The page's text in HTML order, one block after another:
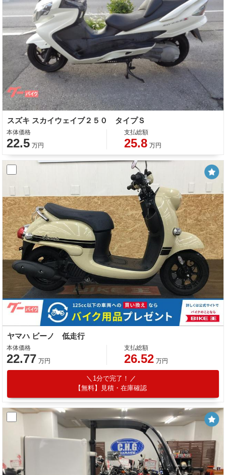
スズキ スカイウェイブ２５０ タイプＳ
本体価格
22.5 万円
支払総額
25.8 万円
ヤマハ ビーノ 低走行
本体価格
22.77 万円
支払総額
26.52 万円
1分で完了！
【無料】見積・在庫確認